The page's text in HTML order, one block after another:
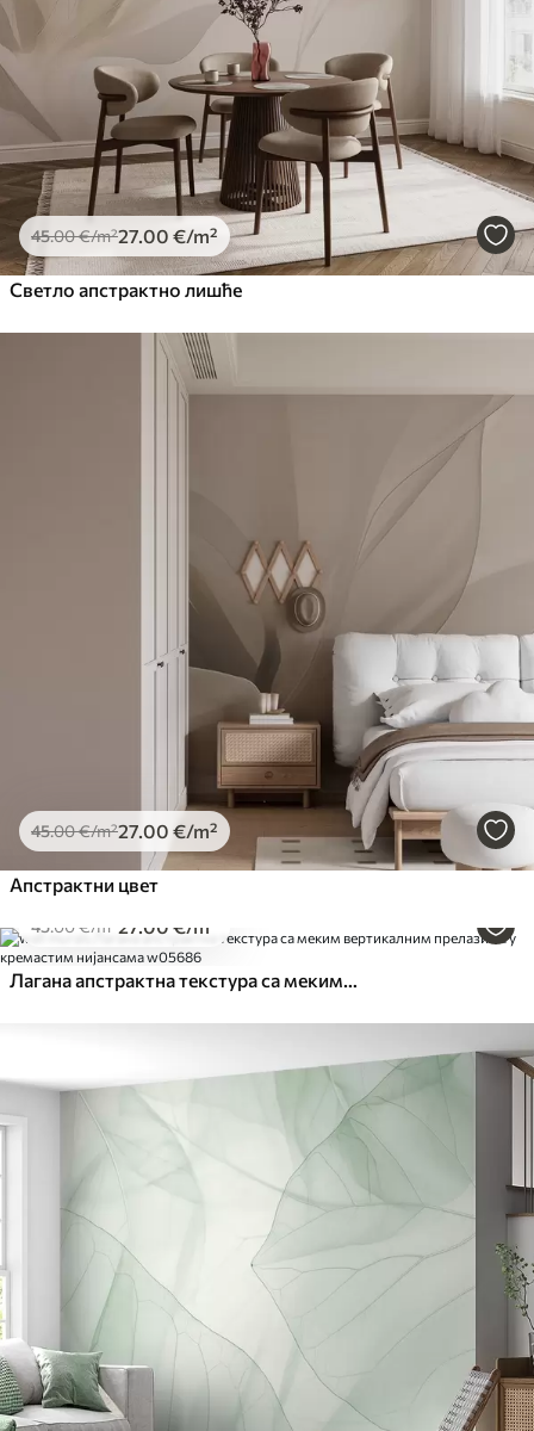
.00
Premium Vinil
65 39.00 €/m²
Peel and Stick
81.6749.00€/m²
45.00€/m²27 .00 €/m²
Светло апстрактно лишће
45.00€/m²27 .00 €/m²
Апстрактни цвет
45.00€/m² 27 .00 €/m²